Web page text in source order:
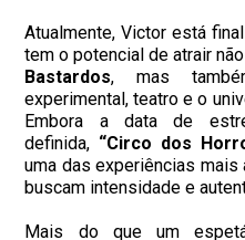
Atualmente, Victor está
tem o potencial de atrair
Bastardos, mas
experimental, teatro e o
Embora a data de
definida, “Circo dos
uma das experiências mais
buscam intensidade e
Mais do que um